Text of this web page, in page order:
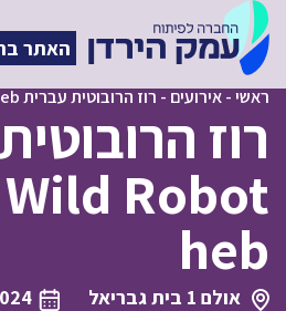
האתר
ראשי-אירועים - רוז הרובוטית עברית The Wild Robot heb
רוז
Robot
heb
אולם 1 בית גבריאל